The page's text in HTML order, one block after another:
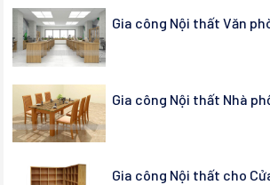
Gia công Nội thất Văn
Gia công Nội thất Nhà
Gia công Nội thất cho